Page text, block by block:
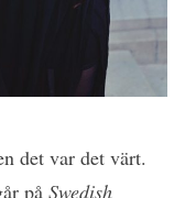
det var det värt.
på Swedish